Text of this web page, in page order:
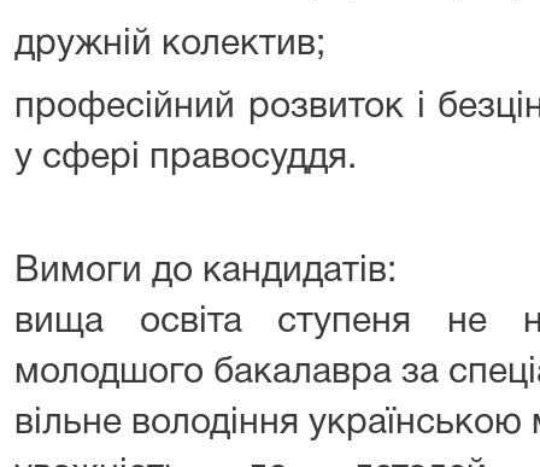
дружній колектив;
професійний розвиток і
у сфері правосуддя.
Вимоги до кандидатів:
вища освіта ступеня не
молодшого бакалавра за
вільне володіння